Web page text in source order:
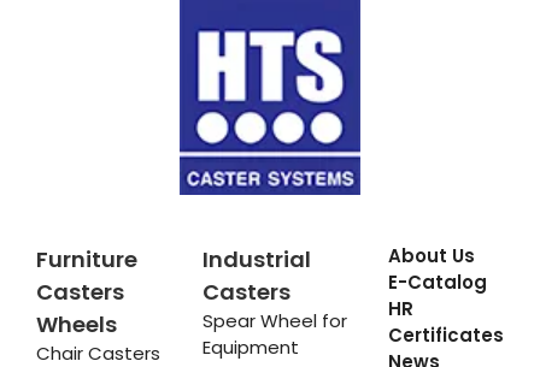
Furniture
Casters
Wheels
Chair Casters
Industrial
Casters
Spear Wheel for
Equipment
About Us
E-Catalog
HR
Certificates
News